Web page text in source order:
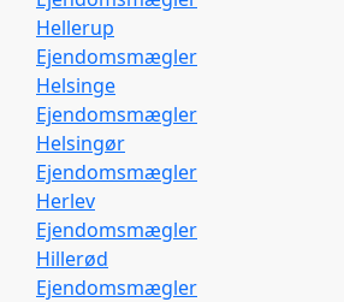
Hellerup
Ejendomsmægler
Helsinge
Ejendomsmægler
Helsingør
Ejendomsmægler
Herlev
Ejendomsmægler
Hillerød
Ejendomsmægler